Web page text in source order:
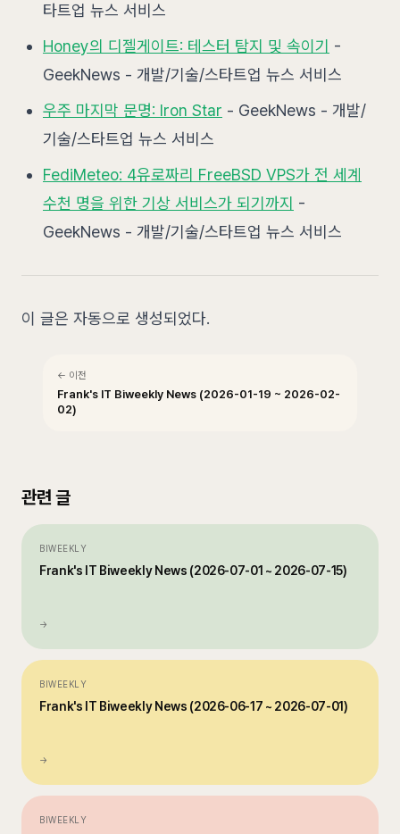
타트업 뉴스 서비스
Honey의 디젤게이트: 테스터 탐지 및 속이기
-
GeekNews - 개발/기술/스타트업 뉴스 서비스
우주 마지막 문명: Iron Star - GeekNews - 개발/
기술/스타트업 뉴스 서비스
FediMeteo: 4유로짜리 FreeBSD VPS가 전 세계
수천 명을 위한 기상 서비스가 되기까지 -
GeekNews - 개발/기술/스타트업 뉴스 서비스
이 글은 자동으로 생성되었다.
← 이전
Frank's IT Biweekly News (2026-01-19 ~ 2026-02-
02)
관련 글
BIWEEKLY
Frank's IT Biweekly News (2026-07-01 ~ 2026-07-15)
→
BIWEEKLY
Frank's IT Biweekly News (2026-06-17 ~ 2026-07-01)
→
BIWEEKLY